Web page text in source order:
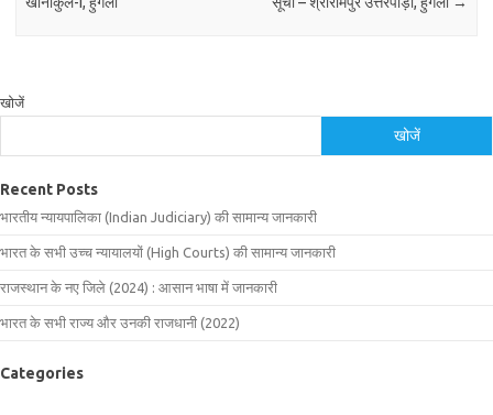
खोजें
खोजें
Recent Posts
भारतीय न्यायपालिका (Indian Judiciary) की सामान्य जानकारी
भारत के सभी उच्च न्यायालयों (High Courts) की सामान्य जानकारी
राजस्थान के नए जिले (2024) : आसान भाषा में जानकारी
भारत के सभी राज्य और उनकी राजधानी (2022)
Categories